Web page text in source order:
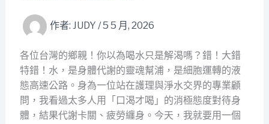
作者: JUDY /5 5 月, 2026
各位台灣的鄉親！你以為喝水只是解渴嗎？錯！大錯
特錯！水，是身體代謝的靈魂幫浦，是細胞運轉的液
態高速公路。身為一位站在護理與淨水交界的專業顧
問，我看過太多人用「口渴才喝」的消極態度對待身
體，結果代謝卡關、疲勞纏身。今天，我就要用一個